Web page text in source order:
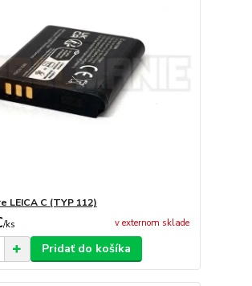
LEICA C (TYP 112)
/ks v externom sklade
Pridať do košíka